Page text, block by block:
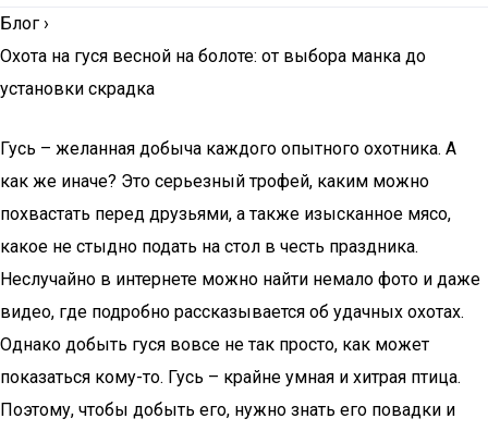
Блог ›
Охота на гуся весной на болоте: от выбора манка до
установки скрадка
Гусь – желанная добыча каждого опытного охотника. А
как же иначе? Это серьезный трофей, каким можно
похвастать перед друзьями, а также изысканное мясо,
какое не стыдно подать на стол в честь праздника.
Неслучайно в интернете можно найти немало фото и даже
видео, где подробно рассказывается об удачных охотах.
Однако добыть гуся вовсе не так просто, как может
показаться кому-то. Гусь – крайне умная и хитрая птица.
Поэтому, чтобы добыть его, нужно знать его повадки и